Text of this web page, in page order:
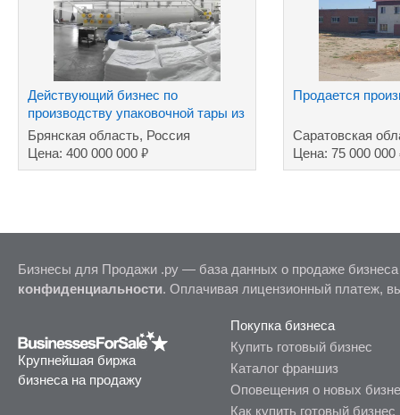
Действующий бизнес по
производству упаковочной тары из
полимеров
Брянская область, Россия
Цена: 400 000 000 ₽
Продается
Саратовская
Цена: 75 000 000
Бизнесы для Продажи .ру — база данных о продаже
конфиденциальности. Оплачивая лицензионный платеж,
Крупнейшая биржа
бизнеса на продажу
Покупка бизнеса
Купить готовый бизнес
Каталог франшиз
Оповещения о новых
Как купить готовый бизнес